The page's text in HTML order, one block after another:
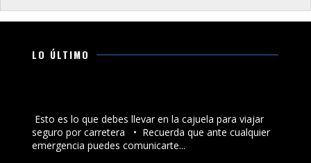
LO ÚLTIMO
Esto es lo que debes llevar en la cajuela para viajar
seguro por carretera •⁠ ⁠Recuerda que ante cualquier
emergencia puedes comunicarte...